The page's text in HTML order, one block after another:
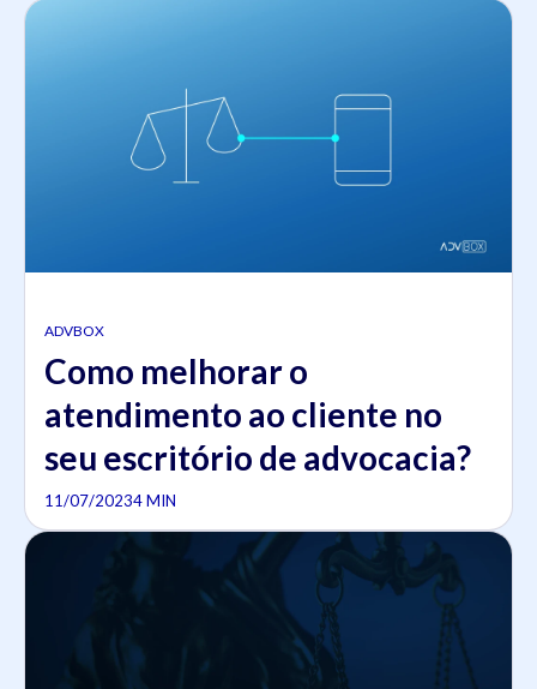
ADVBOX
Como melhorar o
atendimento ao cliente no
seu escritório de advocacia?
11/07/20234 MIN